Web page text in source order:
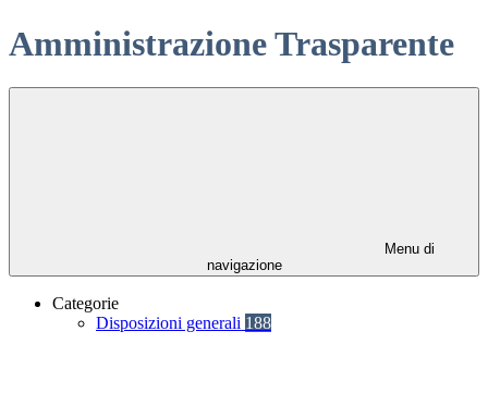
Amministrazione Trasparente
Menu di
navigazione
Categorie
Disposizioni generali 188